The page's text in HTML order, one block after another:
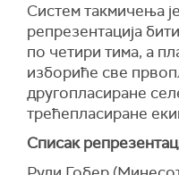
Систем такмичења
репрезентација
по четири тима, а
избориће све
другопласиране
трећепласиране
Списак